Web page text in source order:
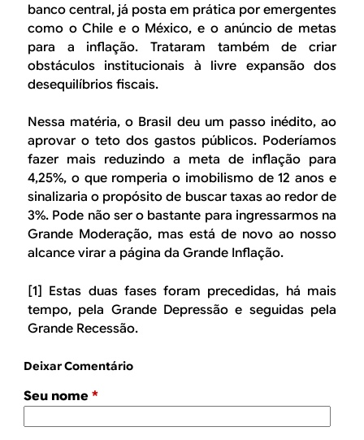
banco central, já posta em prática por emergentes
como o Chile e o México, e o anúncio de metas
para a inflação. Trataram também de criar
obstáculos institucionais à livre expansão dos
desequilíbrios fiscais.
Nessa matéria, o Brasil deu um passo inédito, ao
aprovar o teto dos gastos públicos. Poderíamos
fazer mais reduzindo a meta de inflação para
4,25%, o que romperia o imobilismo de 12 anos e
sinalizaria o propósito de buscar taxas ao redor de
3%. Pode não ser o bastante para ingressarmos na
Grande Moderação, mas está de novo ao nosso
alcance virar a página da Grande Inflação.
[1] Estas duas fases foram precedidas, há mais
tempo, pela Grande Depressão e seguidas pela
Grande Recessão.
Deixar Comentário
Seu nome *